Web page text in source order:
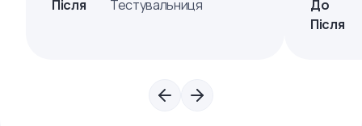
Після
Тестувальниця
До
Після